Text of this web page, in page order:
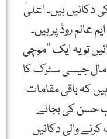
دکانیں ہیں۔ اعلیٰ
عالم روڈ پر ہیں۔
تو یہ ایک ’’موچی
مال جیسی سٹرک کا
کہ باقی مقامات
حسن کی بجائے
والی دکانیں